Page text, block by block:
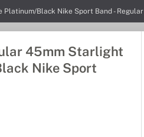
Black Nike Sport Band - Regular
45mm Starlight
Nike Sport